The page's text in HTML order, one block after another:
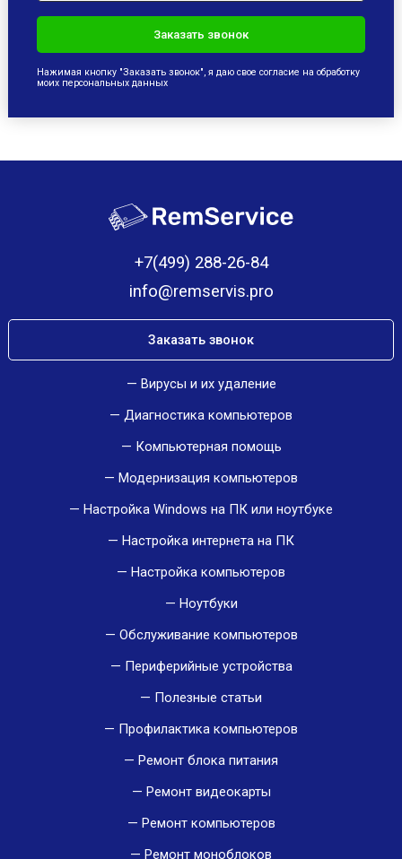
Нажимая кнопку "Заказать звонок", я даю свое согласие на обработку
моих персональных данных
+7(499) 288-26-84
info@remservis.pro
Заказать звонок
Вирусы и их удаление
Диагностика компьютеров
Компьютерная помощь
Модернизация компьютеров
Настройка Windows на ПК или ноутбуке
Настройка интернета на ПК
Настройка компьютеров
Ноутбуки
Обслуживание компьютеров
Периферийные устройства
Полезные статьи
Профилактика компьютеров
Ремонт блока питания
Ремонт видеокарты
Ремонт компьютеров
Ремонт моноблоков